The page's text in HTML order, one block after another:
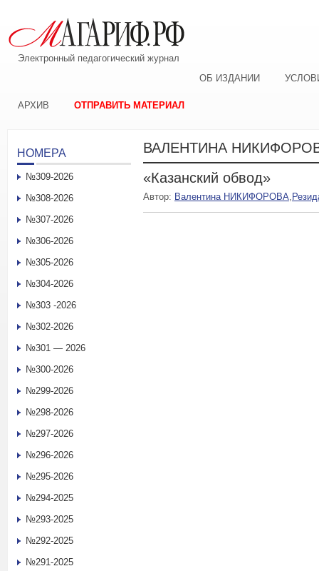
Электронный педагогический журнал
ОБ ИЗДАНИИ
АРХИВ ОТПРАВИТЬ МАТЕРИАЛ
ВАЛЕНТИНА
«Казанский обвод»
Автор: Валентина НИКИФОРОВА,
НОМЕРА
№309-2026
№308-2026
№307-2026
№306-2026
№305-2026
№304-2026
№303 -2026
№302-2026
№301 — 2026
№300-2026
№299-2026
№298-2026
№297-2026
№296-2026
№295-2026
№294-2025
№293-2025
№292-2025
№291-2025